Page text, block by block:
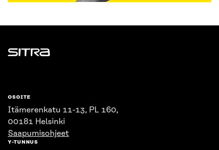
Sitra
OSOITE
Itämerenkatu 11-13, PL 160,
00181 Helsinki
Saapumisohjeet
Y-TUNNUS